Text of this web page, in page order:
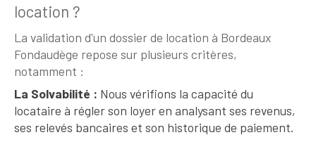
location ?
La validation d'un dossier de location à Bordeaux
Fondaudège repose sur plusieurs critères,
notamment :
La Solvabilité : Nous vérifions la capacité du
locataire à régler son loyer en analysant ses revenus,
ses relevés bancaires et son historique de paiement.